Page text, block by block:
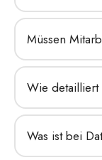
Müssen
Wie detailliert
Was ist bei